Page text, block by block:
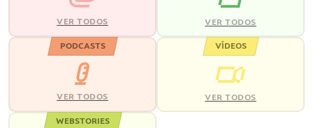
VER TODOS VER TODOS
PODCASTS
VER TODOS
VÍDEOS
VER TODOS
WEBSTORIES